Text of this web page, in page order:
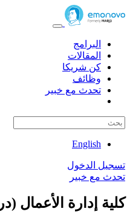
البرامج
المقالات
كن شريكا
وظائف
تحدث مع خبير
English
تسجيل الدخول
تحدث مع خبير
كلية إدارة الأعمال